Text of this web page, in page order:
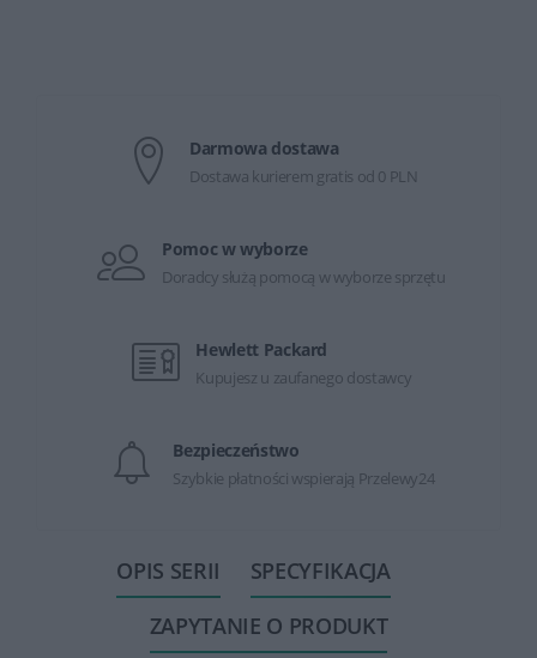
Darmowa dostawa
Dostawa kurierem gratis od 0 PLN
Pomoc w wyborze
Doradcy służą pomocą w wyborze sprzętu
Hewlett Packard
Kupujesz u zaufanego dostawcy
Bezpieczeństwo
Szybkie płatności wspierają Przelewy24
OPIS SERII
SPECYFIKACJA
ZAPYTANIE O PRODUKT